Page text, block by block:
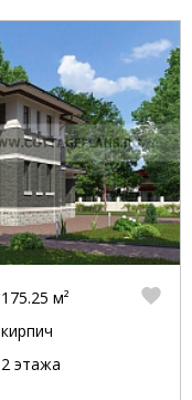
175.25 м²
кирпич
2 этажа